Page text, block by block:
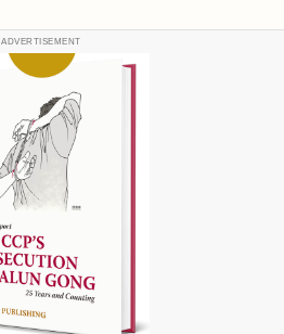
ADVERTISEMENT